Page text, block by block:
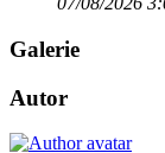
Galerie
Autor